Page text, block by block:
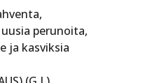
perunoita,
ja kasviksia